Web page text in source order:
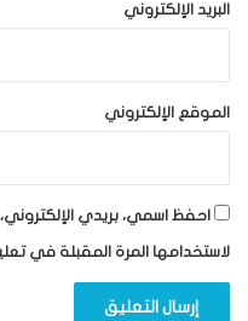
البريد الإلكتروني
الموقع الإلكتروني
احفظ اسمي، بريدي
لاستخدامها المرة المقبلة في